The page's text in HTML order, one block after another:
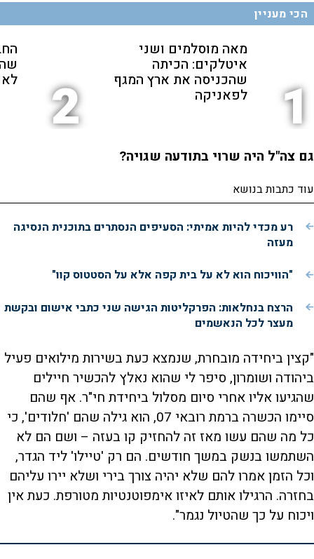
הכי מעניין
1
מאה מוסלמים ושני
איטלקים: הכיתה
שהכניסה את ארץ המגף
לפאניקה 2
גם צה"ל היה שרוי בתודעה שגויה?
עוד כתבות בנושא
רע מכדי להיות אמיתי: הסעיפים הנסתרים בתוכנית הנסיגה
מעזה
"הוויכוח הוא לא על בית קפה אלא על הסטטוס קוו"
הרצח בנחלאות: הפרקליטות הגישה שני כתבי אישום ובקשת
מעצר לכל הנאשמים
"קצין ביחידה מובחרת, שנמצא כעת בשירות מילואים פעיל
ביהודה ושומרון, סיפר לי שהוא נאלץ להכשיר חיילים
שהגיעו אליו אחרי סיום מסלול ביחידת חי"ר. אף שהם
סיימו הכשרה ברמת רובאי 07, הוא גילה שהם 'חלודים', כי
כל מה שהם עשו מאז זה להחזיק קו בעזה – ושם הם לא
השתמשו בנשק במשך חודשים. הם רק 'טיילו' ליד הגדר,
וכל הזמן אמרו להם שלא יהיה צורך בירי ושלא יירו עליהם
בחזרה. הרגילו אותם לאיזו אימפוטנטיות מטורפת. כעת אין
ויכוח על כך שהטיול נגמר".